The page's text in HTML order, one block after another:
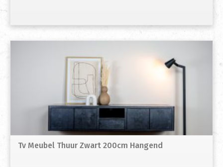
Tv Meubel Thuur Zwart 200cm Hangend